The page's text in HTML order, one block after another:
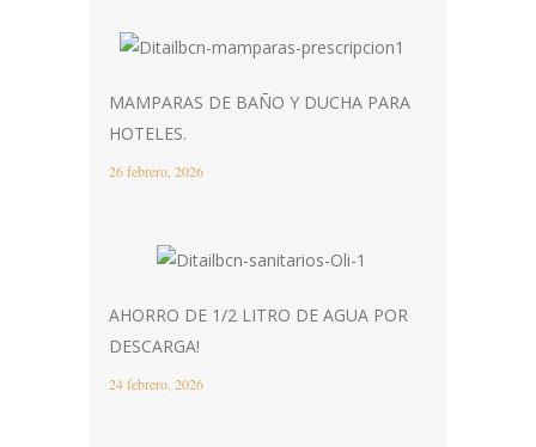
MAMPARAS DE BAÑO Y DUCHA PARA
HOTELES.
26 febrero, 2026
AHORRO DE 1/2 LITRO DE AGUA POR
DESCARGA!
24 febrero, 2026